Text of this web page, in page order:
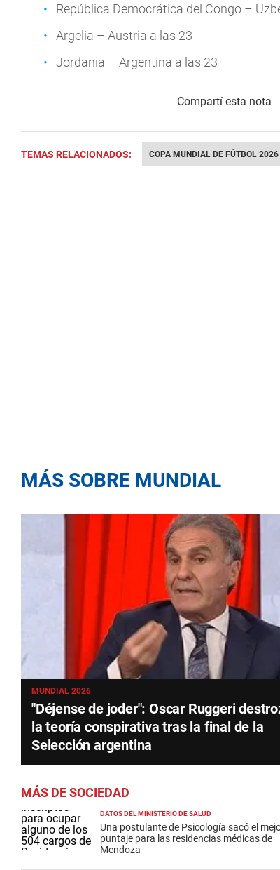
República Democrática del Congo –
Argelia – Austria a las 23
Jordania – Argentina a las 23
TEMAS RELACIONADOS: COPA MUNDIAL DE FÚTBOL 2026
MÁS SOBRE MUNDIAL
MUNDIAL 2026
"Déjense de joder": Oscar Ruggeri
la teoría conspirativa tras la final de la
Selección argentina
MÁS DE SOCIEDAD
DATOS DEL MINISTERIO DE SALUD
Una postulante de Psicología sacó el
puntaje para las residencias médicas de
Mendoza